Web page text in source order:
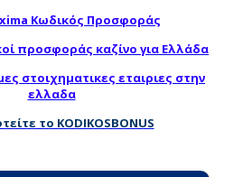
Κωδικός Προσφοράς
προσφοράς καζίνο για Ελλάδα
στοιχηματικες εταιριες στην
ελλαδα
το KODIKOSBONUS